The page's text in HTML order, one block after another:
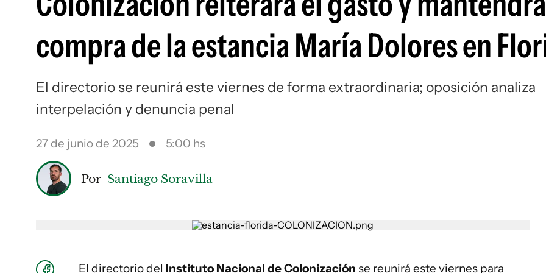
compra de la estancia María Dolores en
El directorio se reunirá este viernes de forma extraordinaria; oposición analiza
interpelación y denuncia penal
27 de junio de 2025 5:00 hs
Por Santiago Soravilla
El directorio del Instituto Nacional de Colonización se reunirá este viernes para